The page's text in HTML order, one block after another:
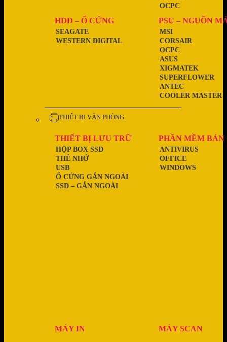
OCPC
HDD – Ổ CỨNG
WESTERN DIGITAL
SEAGATE
PSU – NGUỒN
COOLER MASTER
ANTEC
SUPERFLOWER
XIGMATEK
ASUS
OCPC
CORSAIR
MSI
THIẾT BỊ VĂN PHÒNG
THIẾT BỊ LƯU TRỮ
SSD – GẮN NGOÀI
Ổ CỨNG GẮN NGOÀI
USB
THẺ NHỚ
HỘP BOX SSD
PHẦN MỀM BẢN
WINDOWS
OFFICE
ANTIVIRUS
MÁY IN MÁY SCAN